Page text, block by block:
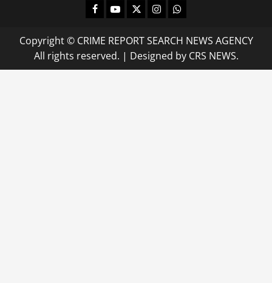
Facebook
Youtube
X InstagramWhatsapp
Copyright © CRIME REPORT SEARCH NEWS AGENCY
All rights reserved. | Designed by CRS NEWS.